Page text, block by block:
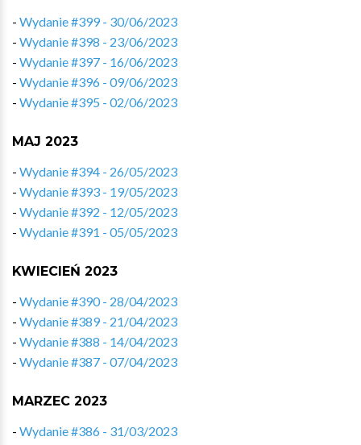
- Wydanie #399 - 30/06/2023
- Wydanie #398 - 23/06/2023
- Wydanie #397 - 16/06/2023
- Wydanie #396 - 09/06/2023
- Wydanie #395 - 02/06/2023
MAJ 2023
- Wydanie #394 - 26/05/2023
- Wydanie #393 - 19/05/2023
- Wydanie #392 - 12/05/2023
- Wydanie #391 - 05/05/2023
KWIECIEŃ 2023
- Wydanie #390 - 28/04/2023
- Wydanie #389 - 21/04/2023
- Wydanie #388 - 14/04/2023
- Wydanie #387 - 07/04/2023
MARZEC 2023
- Wydanie #386 - 31/03/2023